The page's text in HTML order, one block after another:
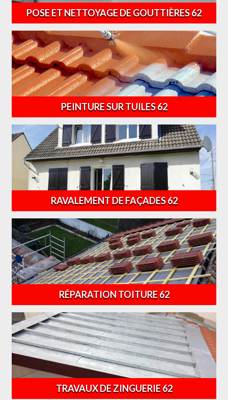
POSE ET NETTOYAGE DE GOUTTIÈRES 62
PEINTURE SUR TUILES 62
RAVALEMENT DE FAÇADES 62
RÉPARATION TOITURE 62
TRAVAUX DE ZINGUERIE 62